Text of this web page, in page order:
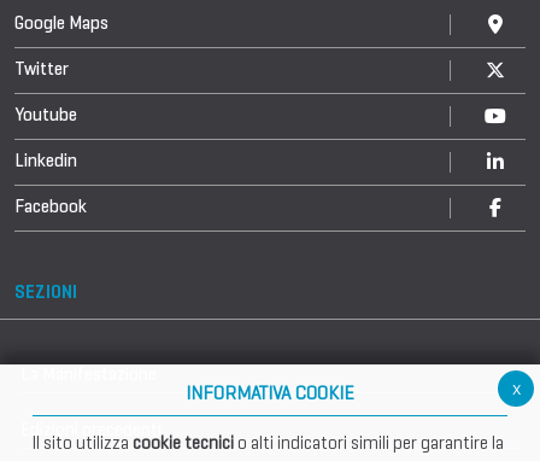
Google Maps
Twitter
Youtube
Linkedin
Facebook
SEZIONI
x
INFORMATIVA COOKIE
Il sito utilizza cookie tecnicio alti indicatori simili per garantire la